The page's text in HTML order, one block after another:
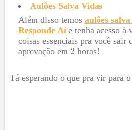
Aulões Salva Vidas
Além disso temos aulões
Responde Aí e tenha acesso à
coisas essenciais pra você sair
aprovação em
horas!
Tá esperando o que pra vir para o